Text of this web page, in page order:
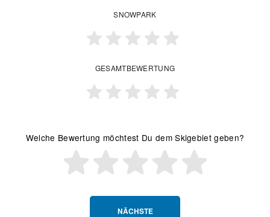
NÄCHSTE
SNOWPARK
GESAMTBEWERTUNG
Welche Bewertung möchtest Du dem Skigebiet geben?